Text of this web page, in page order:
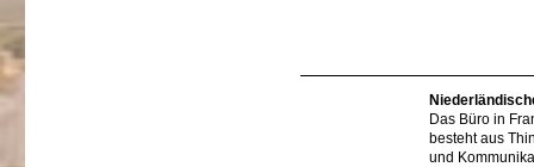
Das Büro in
besteht aus
und